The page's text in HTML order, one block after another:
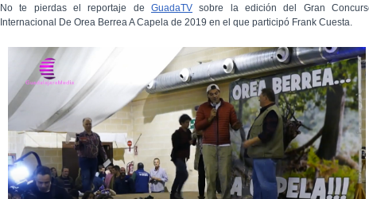
No te pierdas el reportaje de GuadaTV sobre la edición del Gran
Internacional De Orea Berrea A Capela de 2019 en el que participó Frank Cuesta.